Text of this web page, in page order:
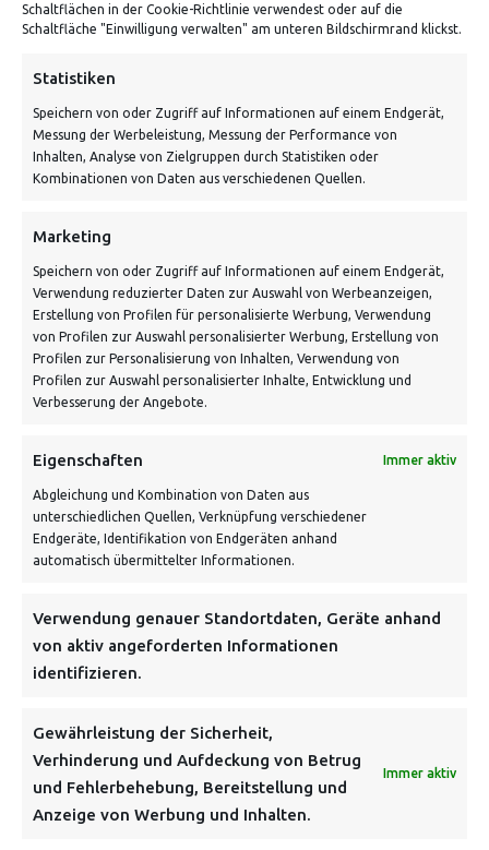
Schaltflächen in der Cookie-Richtlinie verwendest oder auf die
Schaltfläche "Einwilligung verwalten" am unteren Bildschirmrand klickst.
Statistiken
Speichern von oder Zugriff auf Informationen auf einem Endgerät,
Messung der Werbeleistung, Messung der Performance von
Inhalten, Analyse von Zielgruppen durch Statistiken oder
Kombinationen von Daten aus verschiedenen Quellen.
Marketing
Speichern von oder Zugriff auf Informationen auf einem Endgerät,
Verwendung reduzierter Daten zur Auswahl von Werbeanzeigen,
Erstellung von Profilen für personalisierte Werbung, Verwendung
von Profilen zur Auswahl personalisierter Werbung, Erstellung von
Profilen zur Personalisierung von Inhalten, Verwendung von
Profilen zur Auswahl personalisierter Inhalte, Entwicklung und
Verbesserung der Angebote.
Eigenschaften Immer aktiv
Abgleichung und Kombination von Daten aus
unterschiedlichen Quellen, Verknüpfung verschiedener
Endgeräte, Identifikation von Endgeräten anhand
automatisch übermittelter Informationen.
Verwendung genauer Standortdaten, Geräte anhand
von aktiv angeforderten Informationen
identifizieren.
Gewährleistung der Sicherheit,
Verhinderung und Aufdeckung von Betrug
und Fehlerbehebung, Bereitstellung und
Anzeige von Werbung und Inhalten.
Immer aktiv
Von Tiling GmbH
Kontakt: Mo - Fr von 10:00 bis 18:00 Uhr
info@vontiling.de
VERSANDKOSTENHINWEIS:
NEWSLETTER
Danke, deine Registrierung war erfolgreich! Bitte prüfe
FOLGE UNS
INFORMATIONEN